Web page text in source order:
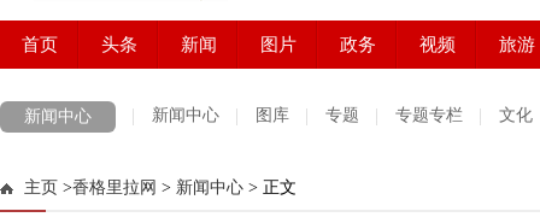
新闻中心 新闻中心 图库 专题 专题专栏 文化
法治迪庆
主页 >香格里拉网 > 新闻中心 > 正文